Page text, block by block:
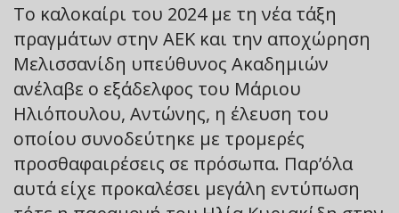
Το καλοκαίρι του 2024 με τη νέα τάξη
πραγμάτων στην ΑΕΚ και την αποχώρηση
Μελισσανίδη υπεύθυνος Ακαδημιών
ανέλαβε ο εξάδελφος του Μάριου
Ηλιόπουλου, Αντώνης, η έλευση του
οποίου συνοδεύτηκε με τρομερές
προσθαφαιρέσεις σε πρόσωπα. Παρ’όλα
αυτά είχε προκαλέσει μεγάλη εντύπωση